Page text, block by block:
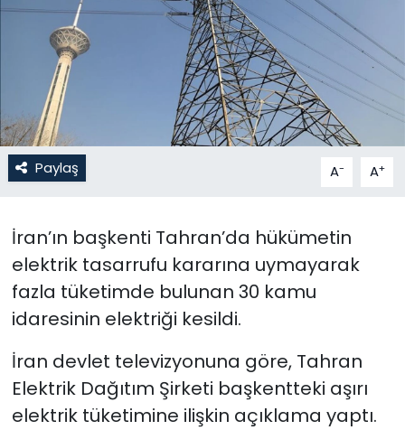
Paylaş A- A+
İran’ın başkenti Tahran’da hükümetin
elektrik tasarrufu kararına uymayarak
fazla tüketimde bulunan 30 kamu
idaresinin elektriği kesildi.
İran devlet televizyonuna göre, Tahran
Elektrik Dağıtım Şirketi başkentteki aşırı
elektrik tüketimine ilişkin açıklama yaptı.
Kültür Sanat
Magazin
Moda
Nöbetçi Eczaneler
Politika
SAĞLIK
Teknoloji